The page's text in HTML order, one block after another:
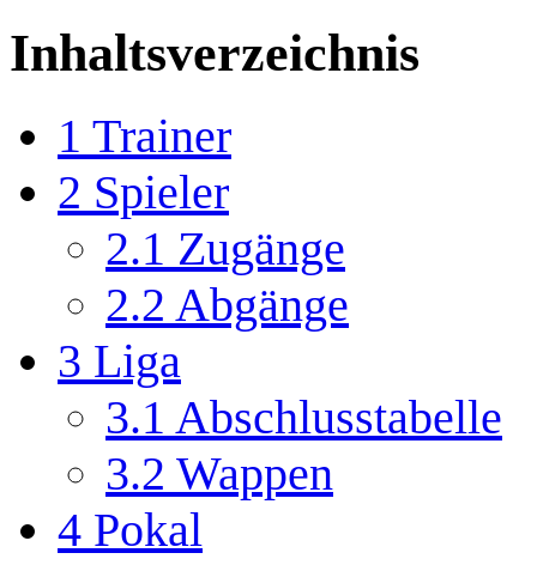
Inhaltsverzeichnis
1 Trainer
2 Spieler
2.1 Zugänge
2.2 Abgänge
3 Liga
3.1 Abschlusstabelle
3.2 Wappen
4 Pokal